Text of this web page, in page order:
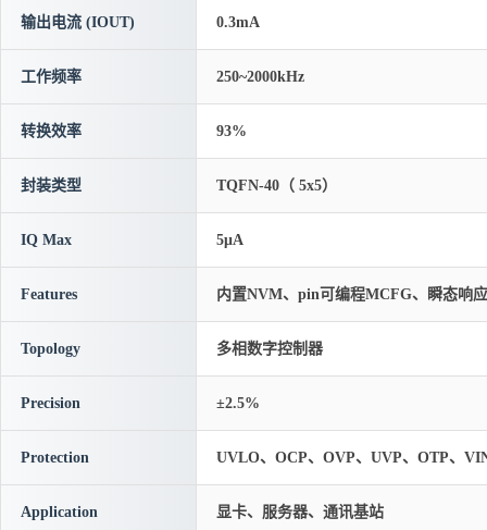
输出电流 (IOUT) 0.3mA
工作频率 250~2000kHz
转换效率 93%
封装类型 TQFN-40（ 5x5）
IQ Max 5μA
Features 内置NVM、pin可编程MCFG、瞬态响
Topology 多相数字控制器
Precision ±2.5%
Protection UVLO、OCP、OVP、UVP、OTP、
Application 显卡、服务器、通讯基站